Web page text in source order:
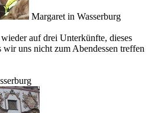
Margaret in Wasserburg
auf drei Unterkünfte, dieses
wir uns nicht zum Abendessen treffen